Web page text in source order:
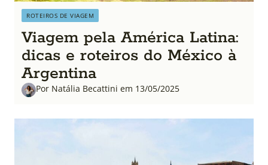
ROTEIROS DE VIAGEM
Viagem pela América Latina:
dicas e roteiros do México à
Argentina
Por Natália Becattini em 13/05/2025